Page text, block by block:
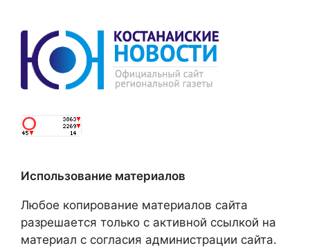
Использование материалов
Любое копирование материалов сайта
разрешается только с активной ссылкой на
материал с согласия администрации сайта.